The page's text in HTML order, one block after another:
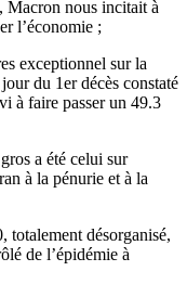
Macron nous incitait à
l’économie ;
exceptionnel sur la
du 1er décès constaté
à faire passer un 49.3
a été celui sur
à la pénurie et à la
totalement désorganisé,
de l’épidémie à